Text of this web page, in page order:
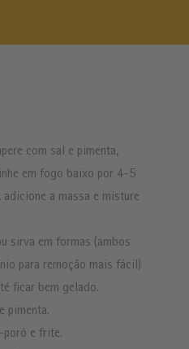
com sal e pimenta,
em fogo baixo por 4-5
a massa e misture
sirva em formas (ambos
para remoção mais fácil)
ficar bem gelado.
pimenta.
poró e frite.